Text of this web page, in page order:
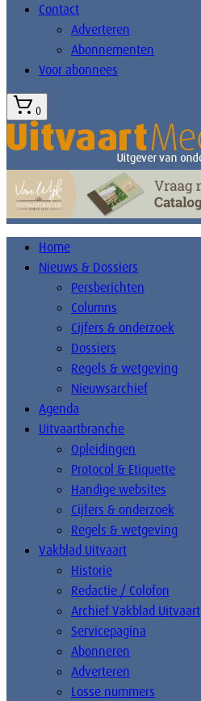
Contact
Adverteren
Abonnementen
Voor abonnees
0
Home
Nieuws & Dossiers
Persberichten
Columns
Cijfers & onderzoek
Dossiers
Regels & wetgeving
Nieuwsarchief
Agenda
Uitvaartbranche
Opleidingen
Protocol & Etiquette
Handige websites
Cijfers & onderzoek
Regels & wetgeving
Vakblad Uitvaart
Historie
Redactie / Colofon
Archief Vakblad Uitvaart
Servicepagina
Abonneren
Adverteren
Losse nummers